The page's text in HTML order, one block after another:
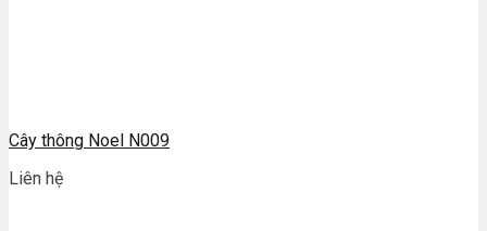
Cây thông Noel N009
Liên hệ